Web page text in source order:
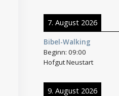
7. August 2026
Bibel-Walking
Beginn:09:00
Hofgut Neustart
9. August 2026